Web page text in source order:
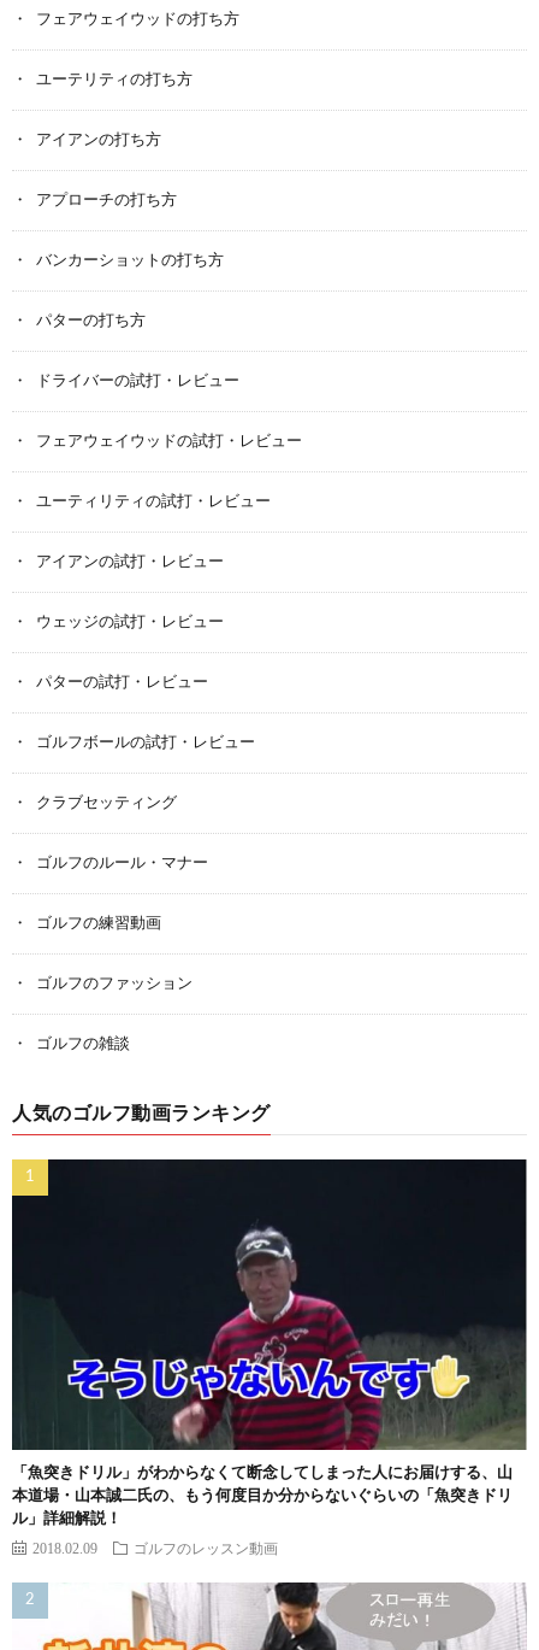
フェアウェイウッドの打ち方
ユーテリティの打ち方
アイアンの打ち方
アプローチの打ち方
バンカーショットの打ち方
パターの打ち方
ドライバーの試打・レビュー
フェアウェイウッドの試打・レビュー
ユーティリティの試打・レビュー
アイアンの試打・レビュー
ウェッジの試打・レビュー
パターの試打・レビュー
ゴルフボールの試打・レビュー
クラブセッティング
ゴルフのルール・マナー
ゴルフの練習動画
ゴルフのファッション
ゴルフの雑談
人気のゴルフ動画ランキング
「魚突きドリル」がわからなくて断念してしまった人にお届けする、山
本道場・山本誠二氏の、もう何度目か分からないぐらいの「魚突きドリ
ル」詳細解説！
2018.02.09 ゴルフのレッスン動画